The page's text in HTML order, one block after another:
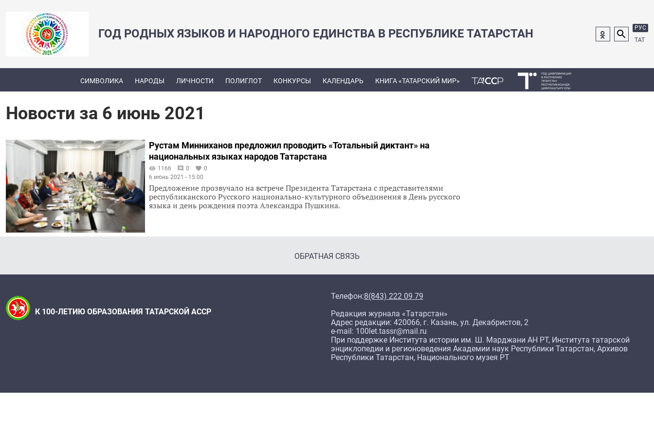
ГОД РОДНЫХ ЯЗЫКОВ И НАРОДНОГО ЕДИНСТВА В РЕСПУБЛИКЕ ТАТАРСТАН
РУС
ТАТ
СИМВОЛИКА НАРОДЫ ЛИЧНОСТИ ПОЛИГЛОТ КОНКУРСЫ КАЛЕНДАРЬ КНИГА «ТАТАРСКИЙ МИР»
Новости за 6 июнь 2021
Рустам Минниханов предложил проводить «Тотальный диктант» на
национальных языках народов Татарстана
1166 0
0
6 июнь 2021 - 15:00
Предложение прозвучало на встрече Президента Татарстана с представителями
республиканского Русского национально-культурного объединения в День русского
языка и день рождения поэта Александра Пушкина.
ОБРАТНАЯ СВЯЗЬ
К 100-ЛЕТИЮ ОБРАЗОВАНИЯ ТАТАРСКОЙ АССР
Телефон:8(843) 222 09 79
Редакция журнала «Татарстан»
Адрес редакции: 420066, г. Казань, ул. Декабристов, 2
e-mail: 100let.tassr@mail.ru
При поддержке Института истории им. Ш. Марджани АН РТ, Института татарской
энциклопедии и регионоведения Академии наук Республики Татарстан, Архивов
Республики Татарстан, Национального музея РТ